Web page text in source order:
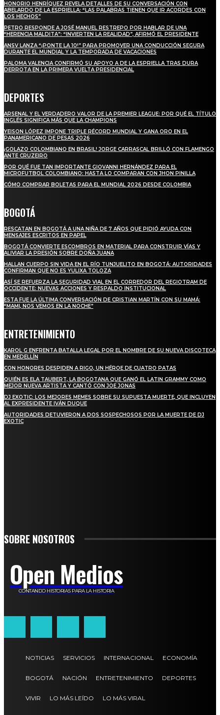
HONORIO HENRÍQUEZ REVELA DETALLES DE SU CONVERSACIÓN CON
ABELARDO DE LA ESPRIELLA: “LAS PALABRAS TIENEN QUE IR ACORDES CON
LOS HECHOS”
PETRO RESPONDE A JOSÉ MANUEL RESTREPO POR HABLAR DE UNA
“HERENCIA MALDITA”: “INVIERTEN LA REALIDAD”, AFIRMÓ EL PRESIDENTE
ANSV LANZA “¡PONTE LA 10!” PARA PROMOVER UNA CONDUCCIÓN SEGURA
DURANTE EL MUNDIAL Y LA TEMPORADA DE VACACIONES
PALOMA VALENCIA CONFIRMÓ SU APOYO A DE LA ESPRIELLA TRAS DURA
DERROTA EN LA PRIMERA VUELTA PRESIDENCIAL
DEPORTES
ARSENAL Y EL VERDADERO VALOR DE LA PREMIER LEAGUE: POR QUÉ EL TÍTULO
INGLÉS SIGNIFICA MÁS QUE LA CHAMPIONS
YEISON LÓPEZ IMPONE TRIPLE RÉCORD MUNDIAL Y GANA ORO EN EL
PANAMERICANO DE PESAS 2026
¡GOLAZO COLOMBIANO EN BRASIL! JORGE CARRASCAL BRILLÓ CON FLAMENGO
ANTE CRUZEIRO
POR QUÉ FUE TAN IMPORTANTE GIOVANNI HERNÁNDEZ PARA EL
MICROFUTBOL COLOMBIANO: HASTA LO COMPARAN CON JHON PINILLA
CÓMO COMPRAR BOLETAS PARA EL MUNDIAL 2026 DESDE COLOMBIA
BOGOTÁ
RESCATAN EN BOGOTÁ A UNA NIÑA DE 7 AÑOS QUE PIDIÓ AYUDA CON
MENSAJES ESCRITOS EN PAPEL
BOGOTÁ CONVIERTE ESCOMBROS EN MATERIAL PARA CONSTRUIR VÍAS Y
ALIVIAR LA PRESIÓN SOBRE DOÑA JUANA
HALLAN CUERPO SIN VIDA EN EL RÍO TUNJUELITO EN BOGOTÁ: AUTORIDADES
CONFIRMAN QUE NO ES YULIXA TOLOZA
ASÍ SE REFUERZA LA SEGURIDAD VIAL EN EL CORREDOR DEL REGIOTRAM DE
OCCIDENTE: NUEVAS ACCIONES Y RESPALDO INSTITUCIONAL
ESTA FUE LA ÚLTIMA CONVERSACIÓN DE CRISTIAN MARTÍN CON SU MAMÁ:
“MAMI, NOS VEMOS EN LA NOCHE”
ENTRETENIMIENTO
KAROL G ENFRENTA BATALLA LEGAL POR EL NOMBRE DE SU NUEVA DISCOTECA
EN MEDELLÍN
CON HONORES DESPIDEN A RIGO, UN HÉROE DE CUATRO PATAS
QUIÉN ES ELA TAUBERT, LA BOGOTANA QUE GANÓ EL LATIN GRAMMY COMO
MEJOR NUEVA ARTISTA Y CANTÓ CON JOE JONAS
DJ EXOTIC: LOS MEJORES MEMES SOBRE SU SUPUESTA MUERTE, QUE INCLUYEN
AL EXPRESIDENTE IVÁN DUQUE
AUTORIDADES DETUVIERON A DOS SOSPECHOSOS POR LA MUERTE DE DJ
EXOTIC
SOBRE NOSOTROS
Open Medios
CONTANDO HISTORIAS PARA LA HISTORIA
NOTICIAS SERVICIOS INTERNACIONAL ECONOMÍA
BOGOTÁ NACIÓN ENTRETENIMIENTO DEPORTES
VIVIR LO MÁS LEÍDO LO MÁS VIRAL